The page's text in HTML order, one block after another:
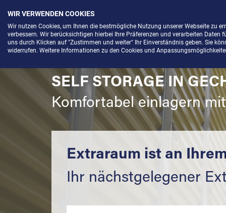
Menü
SELF STORAGE IN
Komfortabel einlagern
Extraraum ist an
Ihr nächstgelegener
WIR VERWENDEN COOKIES
Wir nutzen Cookies, um Ihnen die bestmögliche Nutzung unserer Webseite zu
verbessern. Wir berücksichtigen hierbei Ihre Präferenzen und verarbeiten
uns durch Klicken auf "Zustimmen und weiter" Ihr Einverständnis geben. Sie
widerrufen. Weitere Informationen zu den Cookies und